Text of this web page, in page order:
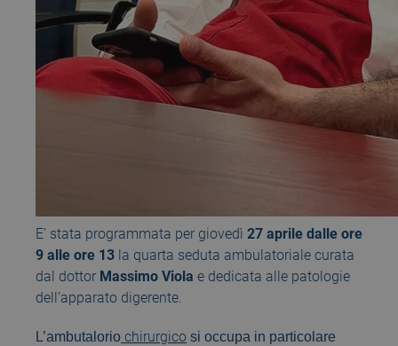
E’ stata programmata per giovedì 27 aprile dalle ore
9 alle ore 13 la quarta seduta ambulatoriale curata
dal dottor Massimo Viola e dedicata alle patologie
dell’apparato digerente.
L’ambutalorio chirurgico si occupa in particolare